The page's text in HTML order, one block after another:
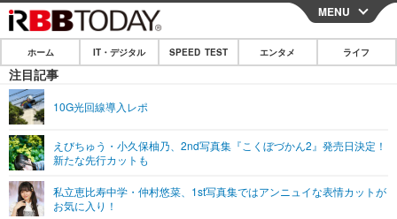
CLOSE
ホーム
IT・デジタル
ネタ
ショッピング その他
SPEED TEST
エンタメ
エンタメTOP
ライフ
MENU
ホーム IT・デジタル SPEED TEST エンタメ ライフ
注目記事
10G光回線導入レポ
えびちゅう・小久保柚乃、2nd写真集『こくぼづかん2』発売日決定！
新たな先行カットも
私立恵比寿中学・仲村悠菜、1st写真集ではアンニュイな表情カットが
お気に入り！